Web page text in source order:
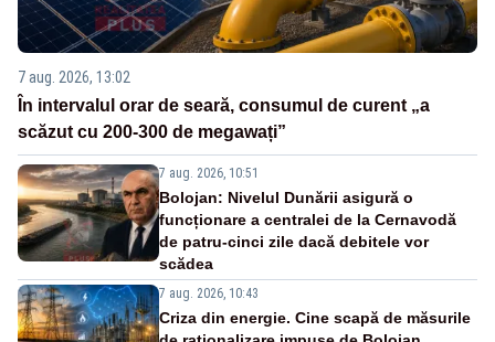
7 aug. 2026, 13:02
În intervalul orar de seară, consumul de curent „a
scăzut cu 200-300 de megawați”
7 aug. 2026, 10:51
Bolojan: Nivelul Dunării asigură o
funcționare a centralei de la Cernavodă
de patru-cinci zile dacă debitele vor
scădea
7 aug. 2026, 10:43
Criza din energie. Cine scapă de măsurile